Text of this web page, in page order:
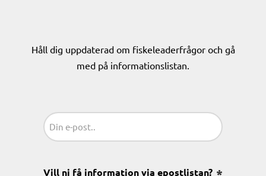
Håll dig uppdaterad om fiskeleaderfrågor och gå
med på informationslistan.
Sähköposti
Vill ni få information via epostlistan?